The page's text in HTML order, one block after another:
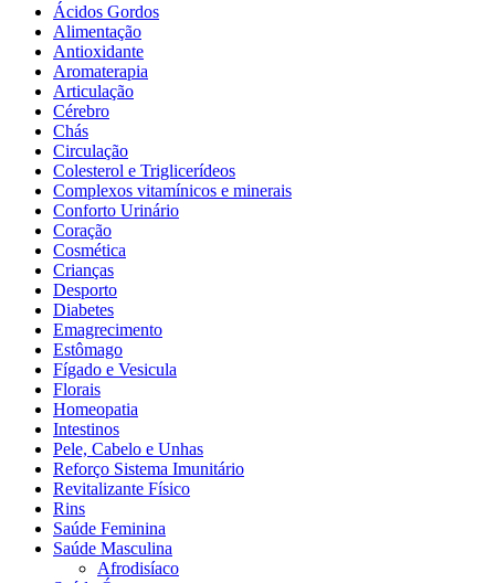
Ácidos Gordos
Alimentação
Antioxidante
Aromaterapia
Articulação
Cérebro
Chás
Circulação
Colesterol e Triglicerídeos
Complexos vitamínicos e minerais
Conforto Urinário
Coração
Cosmética
Crianças
Desporto
Diabetes
Emagrecimento
Estômago
Fígado e Vesicula
Florais
Homeopatia
Intestinos
Pele, Cabelo e Unhas
Reforço Sistema Imunitário
Revitalizante Físico
Rins
Saúde Feminina
Saúde Masculina
Afrodisíaco